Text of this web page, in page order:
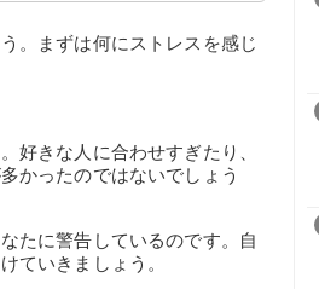
。まずは何にストレスを感じ
好きな人に合わせすぎたり、
かったのではないでしょう
たに警告しているのです。自
ていきましょう。